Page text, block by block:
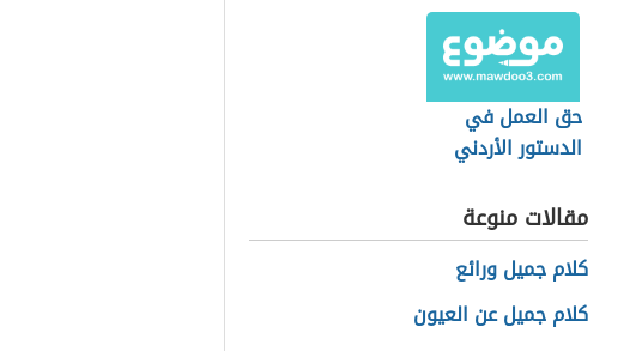
حق العمل في
الدستور الأردني
مقالات منوعة
كلام جميل ورائع
كلام جميل عن العيون